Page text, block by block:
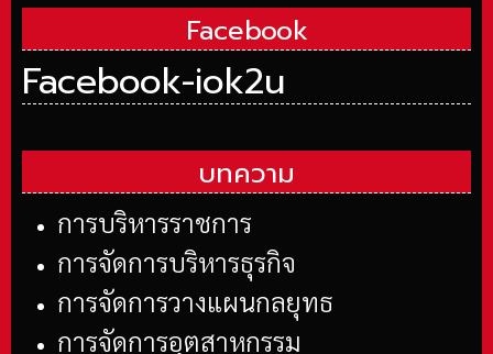
Facebook
Facebook-iok2u
บทความ
การบริหารราชการ
การจัดการบริหารธุรกิจ
การจัดการวางแผนกลยุทธ
การจัดการอุตสาหกรรม